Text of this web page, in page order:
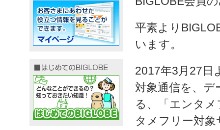
平素より
います。
2017年3月27日
対象通信を、
る、「エンタ
タメフリー対